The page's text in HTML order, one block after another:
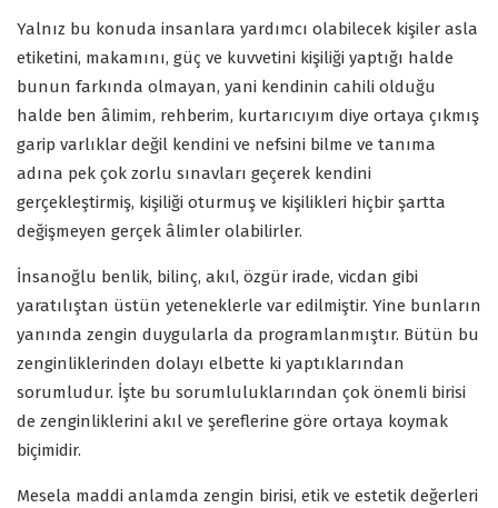
Yalnız bu konuda insanlara yardımcı olabilecek kişiler asla
etiketini, makamını, güç ve kuvvetini kişiliği yaptığı halde
bunun farkında olmayan, yani kendinin cahili olduğu
halde ben âlimim, rehberim, kurtarıcıyım diye ortaya çıkmış
garip varlıklar değil kendini ve nefsini bilme ve tanıma
adına pek çok zorlu sınavları geçerek kendini
gerçekleştirmiş, kişiliği oturmuş ve kişilikleri hiçbir şartta
değişmeyen gerçek âlimler olabilirler.
İnsanoğlu benlik, bilinç, akıl, özgür irade, vicdan gibi
yaratılıştan üstün yeteneklerle var edilmiştir. Yine bunların
yanında zengin duygularla da programlanmıştır. Bütün bu
zenginliklerinden dolayı elbette ki yaptıklarından
sorumludur. İşte bu sorumluluklarından çok önemli birisi
de zenginliklerini akıl ve şereflerine göre ortaya koymak
biçimidir.
Mesela maddi anlamda zengin birisi, etik ve estetik değerleri